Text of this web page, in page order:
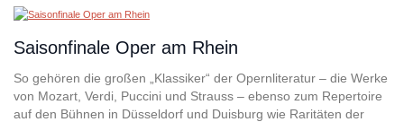
Saisonfinale Oper am Rhein
So gehören die großen „Klassiker“ der Opernliteratur – die Werke
von Mozart, Verdi, Puccini und Strauss – ebenso zum Repertoire
auf den Bühnen in Düsseldorf und Duisburg wie Raritäten der